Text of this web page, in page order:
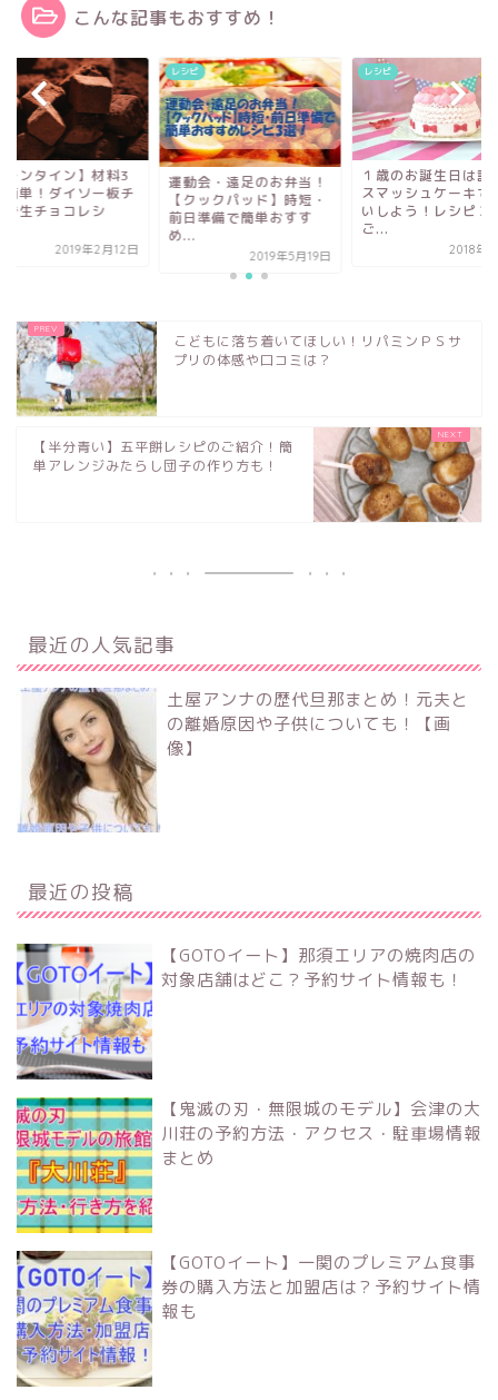
こんな記事もおすすめ！
レンタイン】材料3
簡単！ダイソー板チ
で生チョコレシ
2019年2月12日
レシピ
運動会・遠足のお弁当！
【クックパッド】時短・
前日準備で簡単おすす
め...
2019年5月19日
レシピ
１歳のお誕生日は話
スマッシュケーキで
いしよう！レシピ２
ご...
2018年6
こどもに落ち着いてほしい！リパミンＰＳサ
プリの体感や口コミは？
【半分青い】五平餅レシピのご紹介！簡
単アレンジみたらし団子の作り方も！
最近の人気記事
土屋アンナの歴代旦那まとめ！元夫と
の離婚原因や子供についても！【画
像】
最近の投稿
【GOTOイート】那須エリアの焼肉店の
対象店舗はどこ？予約サイト情報も！
【鬼滅の刃・無限城のモデル】会津の大
川荘の予約方法・アクセス・駐車場情報
まとめ
【GOTOイート】一関のプレミアム食事
券の購入方法と加盟店は？予約サイト情
報も